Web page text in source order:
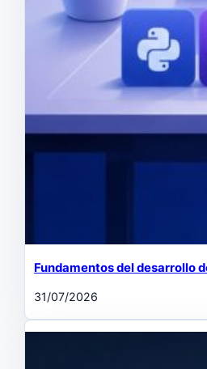
Fundamentos del desarrollo
31/07/2026